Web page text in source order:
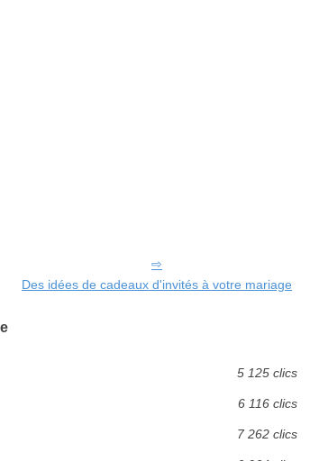
Des idées de cadeaux d'invités à votre mariage
5 125 clics
6 116 clics
7 262 clics